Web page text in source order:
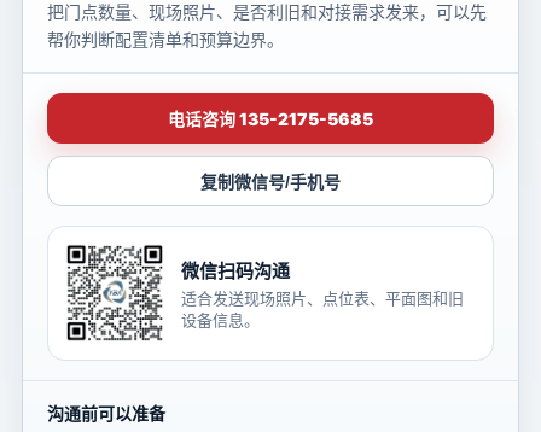
把门点数量、现场照片、是否利旧和对接需求发来，可以先
帮你判断配置清单和预算边界。
电话咨询 135-2175-5685
复制微信号/手机号
微信扫码沟通
适合发送现场照片、点位表、平面图和旧
设备信息。
沟通前可以准备